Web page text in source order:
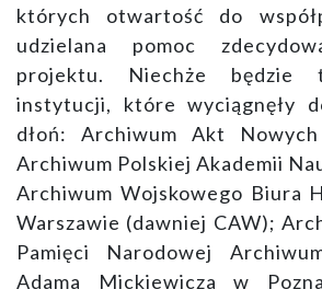
których otwartość do
udzielana pomoc
projektu. Niechże
instytucji, które wyciągnęły
dłoń: Archiwum Akt
Archiwum Polskiej Akademii
Archiwum Wojskowego Biura
Warszawie (dawniej CAW);
Pamięci Narodowej
Adama Mickiewicza w